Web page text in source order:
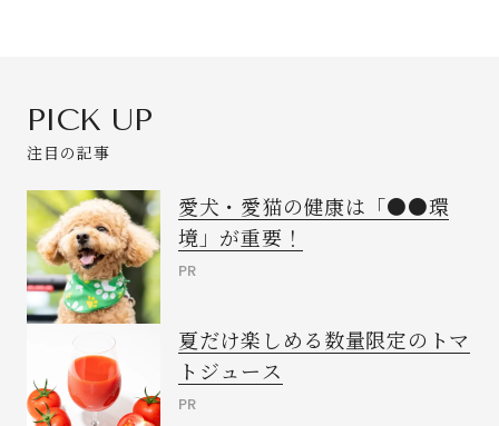
PICK UP
注目の記事
愛犬・愛猫の健康は「●●環
境」が重要！
PR
夏だけ楽しめる数量限定のトマ
トジュース
PR